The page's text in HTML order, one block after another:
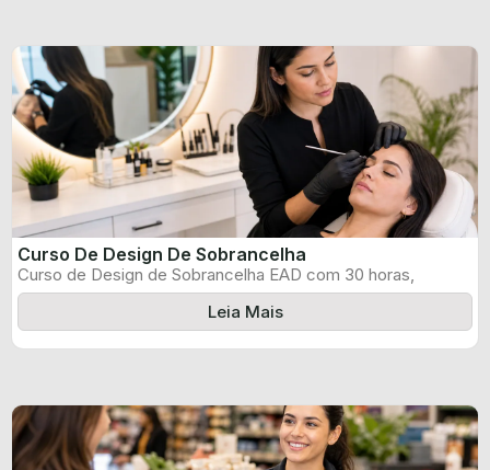
Curso De Design De Sobrancelha
Curso de Design de Sobrancelha EAD com 30 horas,
certificado informado pelo produtor ...
Leia Mais